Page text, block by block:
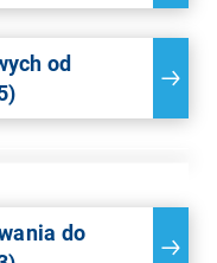
od
do